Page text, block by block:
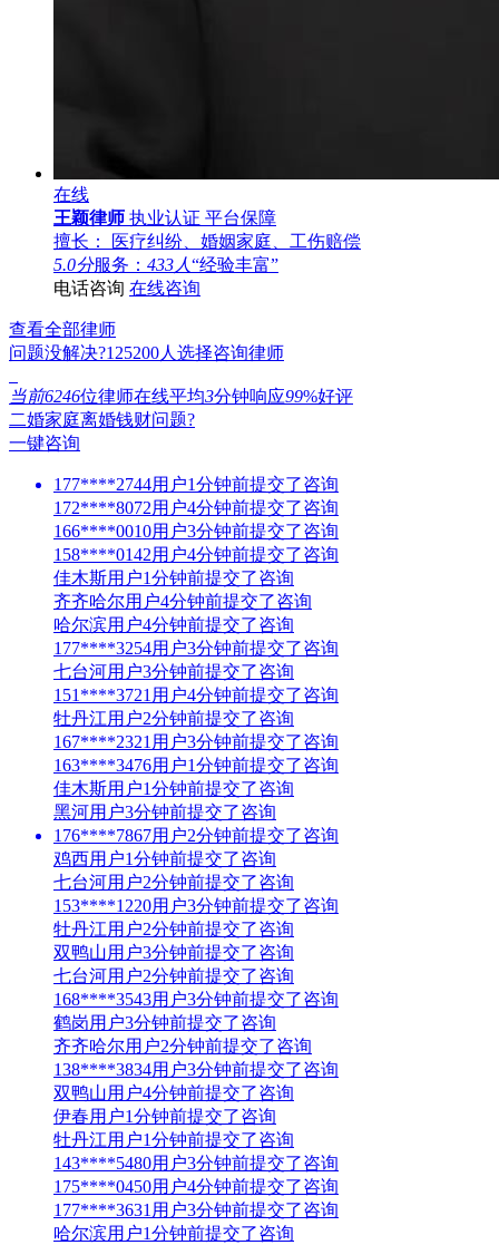
在线
王颖律师 执业认证 平台保障
擅长： 医疗纠纷、婚姻家庭、工伤赔偿
5.0分服务： 433人“经验丰富”
电话咨询 在线咨询
查看全部律师
问题没解决?125200人选择咨询律师
当前6246位律师在线平均3分钟响应99%好评
二婚家庭离婚钱财问题?
一键咨询
177****2744用户1分钟前提交了咨询
172****8072用户4分钟前提交了咨询
166****0010用户3分钟前提交了咨询
158****0142用户4分钟前提交了咨询
佳木斯用户1分钟前提交了咨询
齐齐哈尔用户4分钟前提交了咨询
哈尔滨用户4分钟前提交了咨询
177****3254用户3分钟前提交了咨询
七台河用户3分钟前提交了咨询
151****3721用户4分钟前提交了咨询
牡丹江用户2分钟前提交了咨询
167****2321用户3分钟前提交了咨询
163****3476用户1分钟前提交了咨询
佳木斯用户1分钟前提交了咨询
黑河用户3分钟前提交了咨询
176****7867用户2分钟前提交了咨询
鸡西用户1分钟前提交了咨询
七台河用户2分钟前提交了咨询
153****1220用户3分钟前提交了咨询
牡丹江用户2分钟前提交了咨询
双鸭山用户3分钟前提交了咨询
七台河用户2分钟前提交了咨询
168****3543用户3分钟前提交了咨询
鹤岗用户3分钟前提交了咨询
齐齐哈尔用户2分钟前提交了咨询
138****3834用户3分钟前提交了咨询
双鸭山用户4分钟前提交了咨询
伊春用户1分钟前提交了咨询
牡丹江用户1分钟前提交了咨询
143****5480用户3分钟前提交了咨询
175****0450用户4分钟前提交了咨询
177****3631用户3分钟前提交了咨询
哈尔滨用户1分钟前提交了咨询